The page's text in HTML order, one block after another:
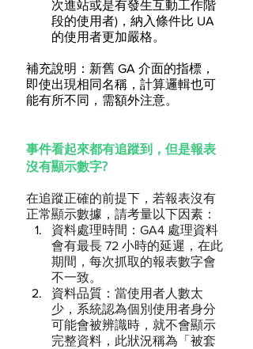
次進站或是有發生互動工作階
段的使用者)，納入條件比 UA
的使用者更加嚴格。
補充說明：新舊 GA 介面的指標，
即使出現相同名稱，計算邏輯也可
能有所不同，需額外注意。
事件看起來都有追蹤到，但是報表
沒有顯示數字?
在追蹤正確的前提下，若報表沒有
正常顯示數據，請考量以下因素：
資料處理時間：GA4 處理資料
會有最長 72 小時的延遲，在此
期間，每次抓取的報表數字會
不一致。
資料品質：當使用者人數太
少，系統認為個別使用者身分
可能會被辨識時，就不會顯示
完整資料，此狀況稱為「被套